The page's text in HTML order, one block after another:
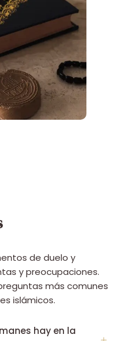
de duelo y
y preocupaciones.
más comunes
islámicos.
hay en la